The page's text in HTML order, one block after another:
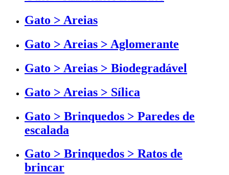
Gato > Areias
Gato > Areias > Aglomerante
Gato > Areias > Biodegradável
Gato > Areias > Sílica
Gato > Brinquedos > Paredes de
escalada
Gato > Brinquedos > Ratos de
brincar